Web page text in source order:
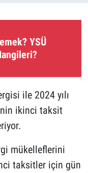
YSÜ
ile 2024 yılı
ikinci taksit
mükelleflerini
taksitler için gün